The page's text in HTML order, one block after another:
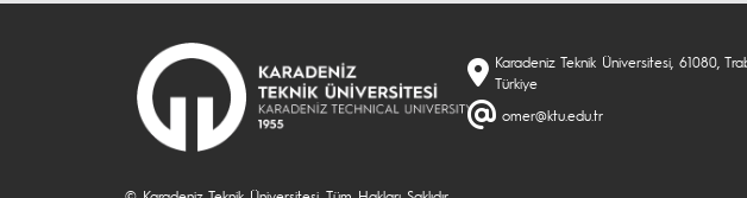
Karadeniz Teknik Üniversitesi, 61080,
Türkiye
omer@ktu.edu.tr